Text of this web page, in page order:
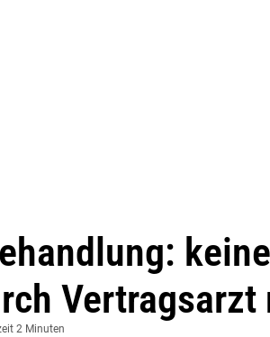
keine
Vertragsarzt
2 Minuten